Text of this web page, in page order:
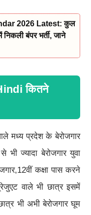
2026 Latest: कुल
बंपर भर्ती, जाने
कितने
मध्य प्रदेश के बेरोजगार
ज्यादा बेरोजगार युवा
कक्षा पास करने
वाले भी छात्र इसमें
भी अभी बेरोजगार घूम